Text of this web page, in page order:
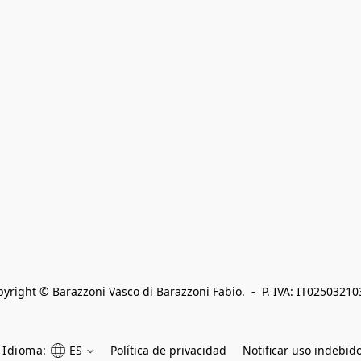
© Barazzoni Vasco di Barazzoni Fabio.  -  P. IVA:
Idioma: ES Política de privacidad Notificar uso